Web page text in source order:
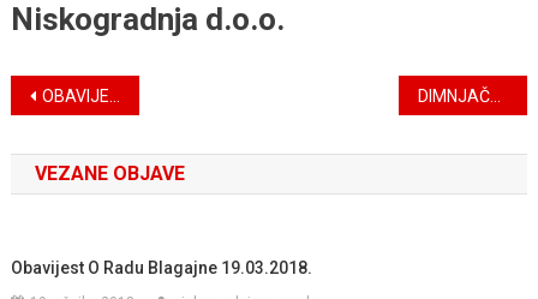
Niskogradnja d.o.o.
Navigacija
objava
OBAVIJEST O RADU KAMENOLOMA PREGRADA II – SRIJEDA (11.11.2020.) DIMNJAČAR: OBAVIJEST DOMAĆINSTVIMA NASELJA NA PODRUČJU MO VINAGORA
VEZANE OBJAVE
Obavijest O Radu Blagajne 19.03.2018.